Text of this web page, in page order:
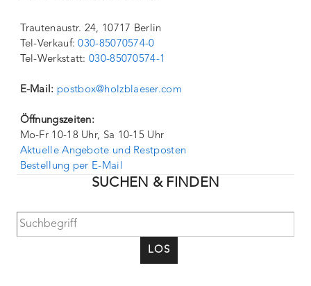
Trautenaustr. 24, 10717 Berlin
Tel-Verkauf:030-85070574-0
Tel-Werkstatt:030-85070574-1
E-Mail: postbox@holzblaeser.com
Öffnungszeiten:
Mo-Fr 10-18 Uhr, Sa 10-15 Uhr
Aktuelle Angebote und Restposten
Bestellung per E-Mail
SUCHEN & FINDEN
LOS